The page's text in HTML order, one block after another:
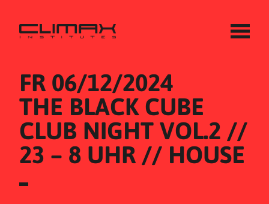
FR 06/12/2024
THE BLACK CUBE
CLUB NIGHT VOL.2 //
23 – 8 UHR // HOUSE